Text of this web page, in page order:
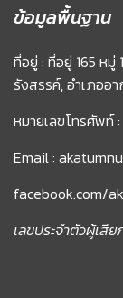
ข้อมูลพื้นฐาน
ที่อยู่ : ที่อยู่ 165 หมู่
รังสรรค์, อำเภออ
หมายเลขโทรศัพท์
Email :
facebook.com/
เลขประจำตัวผู้เสี